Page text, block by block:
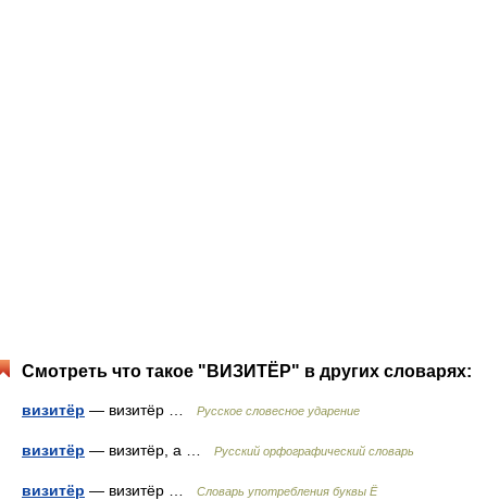
Смотреть что такое "ВИЗИТЁР" в других словарях:
визитёр — визитёр … Русское словесное ударение
визитёр — визитёр, а … Русский орфографический словарь
визитёр — визитёр … Словарь употребления буквы Ё